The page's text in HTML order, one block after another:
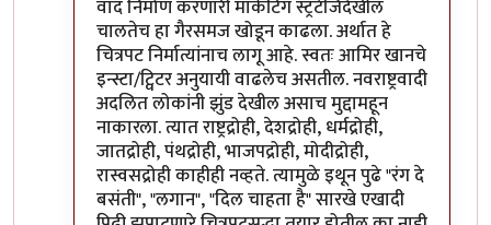
वाद निर्माण करणारी मार्केटिंग स्ट्रॅटेजिदेखील
चालतेच हा गैरसमज खोडून काढला. अर्थात हे
चित्रपट निर्मात्यांनाच लागू आहे. स्वतः आमिर खानचे
इन्स्टा/ट्विटर अनुयायी वाढलेच असतील. नवराष्ट्रवादी
अदलित लोकांनी झुंड देखील असाच मुद्दामहून
नाकारला. त्यात राष्ट्रद्रोही, देशद्रोही, धर्मद्रोही,
जातद्रोही, पंथद्रोही, भाजपद्रोही, मोदीद्रोही,
रास्वसद्रोही काहीही नव्हते. त्यामुळे इथून पुढे "रंग दे
बसंती", "लगान", "दिल चाहता है" सारखे एखादी